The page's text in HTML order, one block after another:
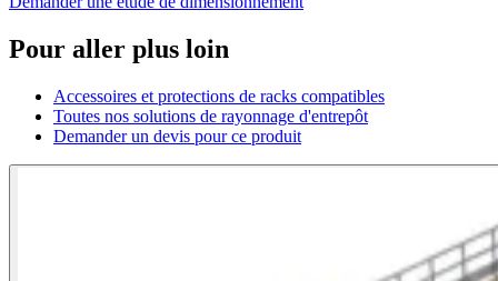
Pour aller plus loin
Accessoires et protections de racks compatibles
Toutes nos solutions de rayonnage d'entrepôt
Demander un devis pour ce produit